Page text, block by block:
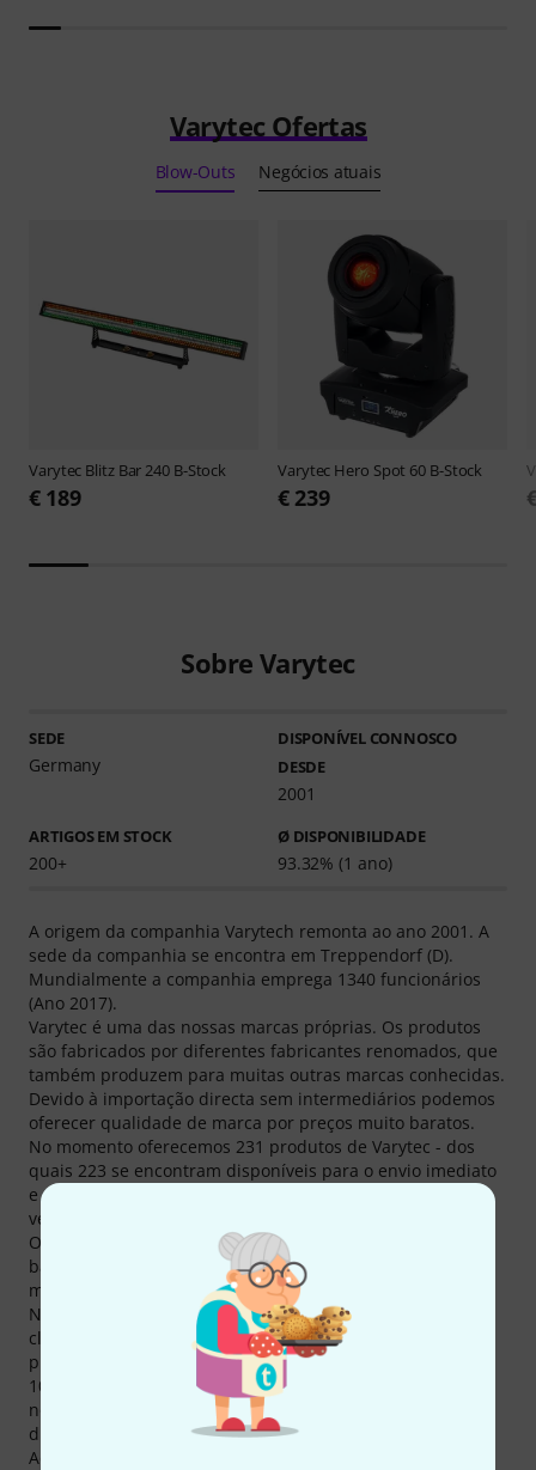
Varytec Ofertas
Blow-Outs Negócios atuais
Varytec Blitz Bar 240 B-Stock
€ 189
Varytec Hero Spot 60 B-Stock
€ 239
Sobre Varytec
SEDE
Germany
DISPONÍVEL CONNOSCO
DESDE
2001
ARTIGOS EM STOCK
200+
Ø DISPONIBILIDADE
93.32% (1 ano)
A origem da companhia Varytech remonta ao ano 2001. A
sede da companhia se encontra em Treppendorf (D).
Mundialmente a companhia emprega 1340 funcionários
(Ano 2017).
Varytec é uma das nossas marcas próprias. Os produtos
são fabricados por diferentes fabricantes renomados, que
também produzem para muitas outras marcas conhecidas.
Devido à importação directa sem intermediários podemos
oferecer qualidade de marca por preços muito baratos.
No momento oferecemos 231 produtos de Varytec - dos
quais 223 se encontram disponíveis para o envio imediato
e 13 ofertas no nosso catálogo "Hot Deals" actual. Nós
vendemos produtos de Varytec desde 2001.
Os produtos de Varytec fazem parte do equipamento
básico de muitos músicos. Cada 90. cliente comprou pelo
menos um produto de Varytec connosco.
Nós também nos esforçamos para informar os nossos
clientes sobre produtos de Varytec. Somente sobre
produtos de Varytec encontrará actualmente 3136 Fotos,
105 diferentes imagens em 360°, 6784 avaliações dos
nossos clientes e 31 testes de revistas (em línguas
diferentes).
Actualmente 79 produtos de Varytec são um dos mais